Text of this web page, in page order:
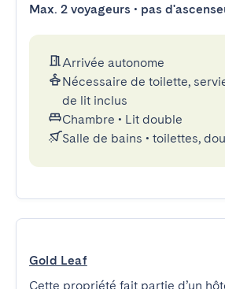
Max. 2 voyageurs • pas
Arrivée autonome
Nécessaire de toilette,
de lit inclus
Chambre • Lit double
Salle de bains • toilettes,
Gold Leaf
Cette propriété fait partie d’un